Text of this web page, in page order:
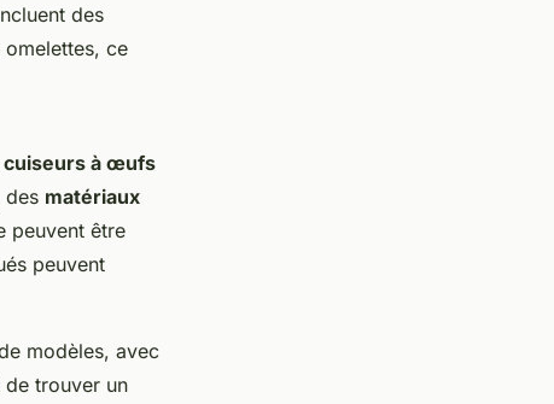
des
omelettes, ce
cuiseurs à œufs
des matériaux
peuvent être
peuvent
modèles, avec
de trouver un